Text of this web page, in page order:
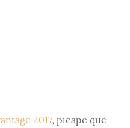
2017, picape que